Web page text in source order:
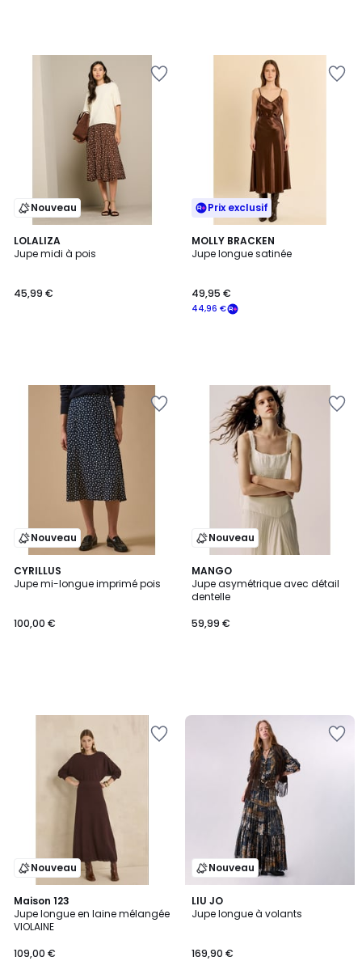
Nouveau
LOLALIZA
Jupe midi à pois
45,99 €
Prix exclusif
MOLLY BRACKEN
Jupe longue satinée
44,96 €
49,95 €
Nouveau
CYRILLUS
Jupe mi-longue imprimé pois
100,00 €
Nouveau
MANGO
Jupe asymétrique avec détail
dentelle
59,99 €
Nouveau
Maison 123
Jupe longue en laine mélangée
VIOLAINE
109,00 €
Nouveau
LIU JO
Jupe longue à volants
169,90 €